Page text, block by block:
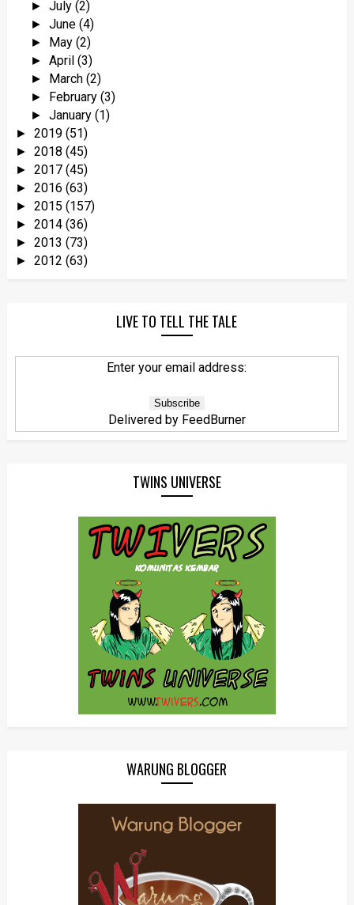
►July(2)
►June(4)
► May(2)
►April(3)
► March(2)
► February(3)
►January(1)
► 2019 (51)
► 2018 (45)
► 2017 (45)
► 2016 (63)
► 2015 (157)
► 2014 (36)
► 2013 (73)
► 2012 (63)
LIVE TO TELL THE TALE
Enter your email address:
Delivered by FeedBurner
TWINS UNIVERSE
WARUNG BLOGGER